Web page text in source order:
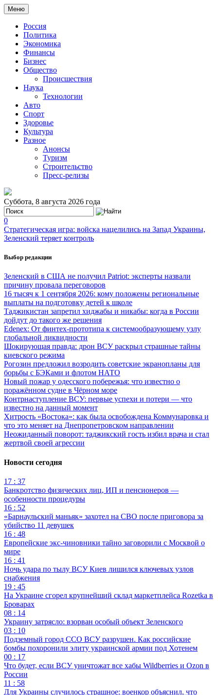
Меню
Россия
Политика
Экономика
Финансы
Бизнес
Общество
Происшествия
Наука
Технологии
Авто
Спорт
Здоровье
Культура
Разное
Анонсы
Туризм
Строительство
Пресс-релизы
Суббота, 8 августа 2026 года
0
Стратегическая игра: войска нацелились на Запад Украины,
Зеленский теряет контроль
Выбор редакции
Зеленский в США не получил Patriot: эксперты назвали
причину провала переговоров
16 тысяч к 1 сентября 2026: кому положены региональные
выплаты на подготовку детей к школе
Таджикистан запретил хиджабы и никабы: когда в России
дойдут до такого же решения
Edenex: От финтех-прототипа к системообразующему узлу
глобальной ликвидности
Шокирующая правда: дрон ВСУ раскрыл страшные тайны
киевского режима
Рогозин предложил возродить советские экранопланы для
борьбы с БЭКами и флотом НАТО
Новый пожар у одесского побережья: что известно о
поражённом судне в Чёрном море
Контрнаступление ВСУ: первые успехи и потери — что
известно на данный момент
Хитрость «Востока»: как была освобождена Коммунаровка и
что это меняет на Днепропетровском направлении
Неожиданный поворот: таджикский гость избил врача и стал
жертвой своей агрессии
Новости сегодня
17 : 37
Банкротство физических лиц, ИП и пенсионеров —
особенности процедуры
16 : 52
«Барнаульский маньяк» захотел на СВО после приговора за
убийство 11 девушек
16 : 48
Европейские экс-чиновники тайно заговорили с Москвой о
мире
16 : 41
Ночь удара по тылу ВСУ Киев лишился ключевых узлов
снабжения
19 : 45
На Украине сгорел крупнейший склад маркетплейса Rozetka в
Броварах
08 : 14
Украину затрясло: взорван особый объект Зеленского
03 : 10
Подземный город ССО ВСУ разрушен. Как российские
бомбы похоронили элиту украинской армии под Хотенем
00 : 17
Что будет, если ВСУ уничтожат все хабы Wildberries и Ozon в
России
11 : 58
Для Украины случилось страшное: военкор объяснил, что